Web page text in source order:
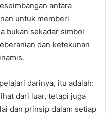
antara
untuk memberi
bukan sekadar simbol
dan ketekunan
darinya, itu adalah:
dari luar, tetapi juga
dan prinsip dalam setiap